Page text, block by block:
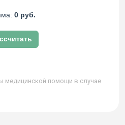
0 руб.
медицинской помощи в случае